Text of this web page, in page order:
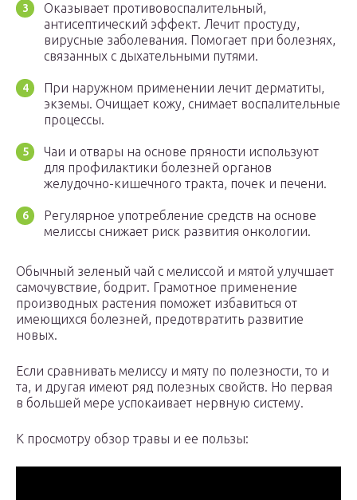
Оказывает противовоспалительный,
антисептический эффект. Лечит простуду,
вирусные заболевания. Помогает при болезнях,
связанных с дыхательными путями.
При наружном применении лечит дерматиты,
экземы. Очищает кожу, снимает воспалительные
процессы.
Чаи и отвары на основе пряности используют
для профилактики болезней органов
желудочно-кишечного тракта, почек и печени.
Регулярное употребление средств на основе
мелиссы снижает риск развития онкологии.
Обычный зеленый чай с мелиссой и мятой улучшает
самочувствие, бодрит. Грамотное применение
производных растения поможет избавиться от
имеющихся болезней, предотвратить развитие
новых.
Если сравнивать мелиссу и мяту по полезности, то и
та, и другая имеют ряд полезных свойств. Но первая
в большей мере успокаивает нервную систему.
К просмотру обзор травы и ее пользы: